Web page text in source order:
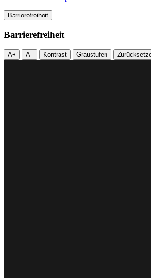
Barrierefreiheit
Barrierefreiheit
A+ A– Kontrast Graustufen